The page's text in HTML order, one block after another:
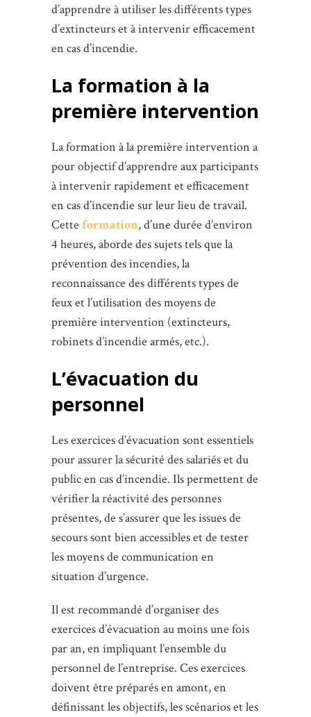
d’apprendre à utiliser les différents types
d’extincteurs et à intervenir efficacement
en cas d’incendie.
La formation à la
première intervention
La formation à la première intervention a
pour objectif d’apprendre aux participants
à intervenir rapidement et efficacement
en cas d’incendie sur leur lieu de travail.
Cette formation, d’une durée d’environ
4 heures, aborde des sujets tels que la
prévention des incendies, la
reconnaissance des différents types de
feux et l’utilisation des moyens de
première intervention (extincteurs,
robinets d’incendie armés, etc.).
L’évacuation du
personnel
Les exercices d’évacuation sont essentiels
pour assurer la sécurité des salariés et du
public en cas d’incendie. Ils permettent de
vérifier la réactivité des personnes
présentes, de s’assurer que les issues de
secours sont bien accessibles et de tester
les moyens de communication en
situation d’urgence.
Il est recommandé d’organiser des
exercices d’évacuation au moins une fois
par an, en impliquant l’ensemble du
personnel de l’entreprise. Ces exercices
doivent être préparés en amont, en
définissant les objectifs, les scénarios et les